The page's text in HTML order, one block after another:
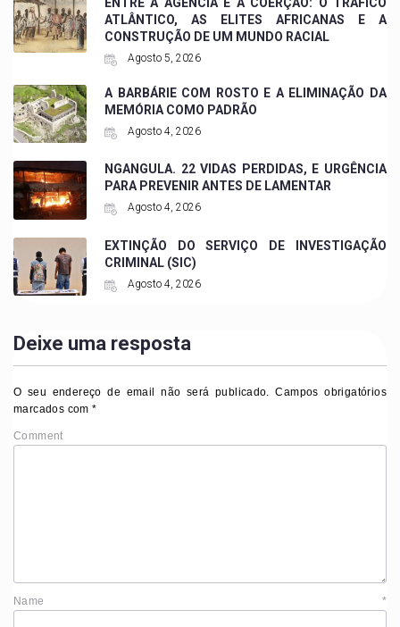
ATLÂNTICO, AS ELITES AFRICANAS E A
CONSTRUÇÃO DE UM MUNDO RACIAL
Agosto 5, 2026
A BARBÁRIE COM ROSTO E A ELIMINAÇÃO DA
MEMÓRIA COMO PADRÃO
Agosto 4, 2026
NGANGULA. 22 VIDAS PERDIDAS, E URGÊNCIA
PARA PREVENIR ANTES DE LAMENTAR
Agosto 4, 2026
EXTINÇÃO DO SERVIÇO DE INVESTIGAÇÃO
CRIMINAL (SIC)
Agosto 4, 2026
Deixe uma resposta
O seu endereço de email não será publicado. Campos obrigatórios
marcados com*
Comment
Name *